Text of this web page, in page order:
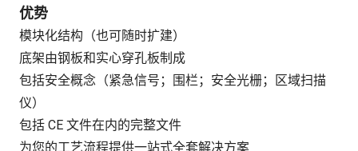
优势
模块化结构（也可随时扩建）
底架由钢板和实心穿孔板制成
包括安全概念（紧急信号；围栏；安全光栅；区域扫描
仪）
包括 CE 文件在内的完整文件
为您的工艺流程提供一站式全套解决方案